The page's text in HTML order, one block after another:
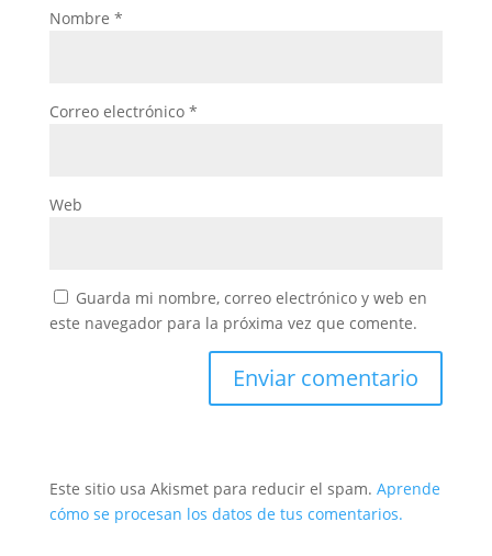
Nombre *
Correo electrónico *
Web
Guarda mi nombre, correo electrónico y web en
este navegador para la próxima vez que comente.
Este sitio usa Akismet para reducir el spam. Aprende
cómo se procesan los datos de tus comentarios.